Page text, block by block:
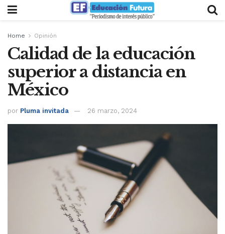
Home Opinión
Calidad de la educación
superior a distancia en
México
por Pluma invitada 26 marzo, 2024